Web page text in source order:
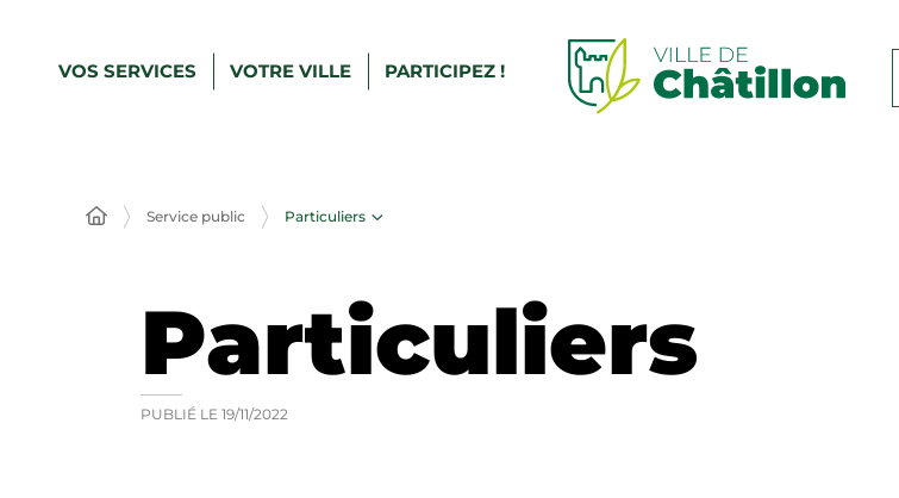
VOS SERVICES VOTRE VILLE PARTICIPEZ !
Service public Particuliers
Particuliers
PUBLIÉ LE 19/11/2022